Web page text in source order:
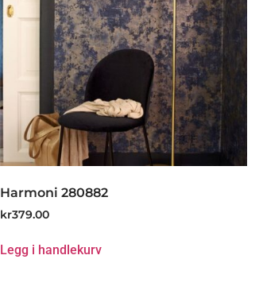
Harmoni 280882
kr379.00
Legg i handlekurv